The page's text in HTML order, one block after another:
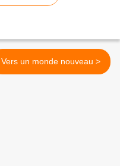
Vers un monde nouveau >